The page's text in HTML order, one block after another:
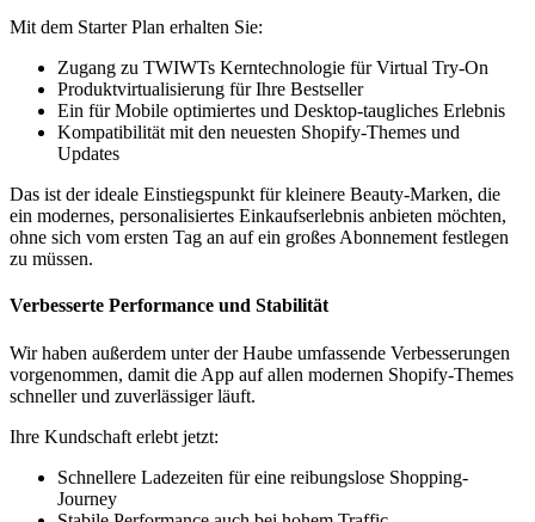
Mit dem Starter Plan erhalten Sie:
Zugang zu TWIWTs Kerntechnologie für Virtual Try-On
Produktvirtualisierung für Ihre Bestseller
Ein für Mobile optimiertes und Desktop-taugliches Erlebnis
Kompatibilität mit den neuesten Shopify-Themes und
Updates
Das ist der ideale Einstiegspunkt für kleinere Beauty-Marken, die
ein modernes, personalisiertes Einkaufserlebnis anbieten möchten,
ohne sich vom ersten Tag an auf ein großes Abonnement festlegen
zu müssen.
Verbesserte Performance und Stabilität
Wir haben außerdem unter der Haube umfassende Verbesserungen
vorgenommen, damit die App auf allen modernen Shopify-Themes
schneller und zuverlässiger läuft.
Ihre Kundschaft erlebt jetzt:
Schnellere Ladezeiten für eine reibungslose Shopping-
Journey